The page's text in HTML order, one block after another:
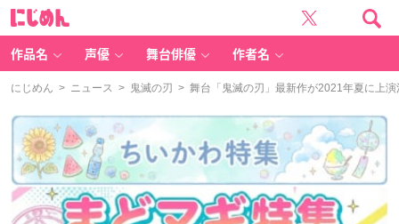
作品名 声優 舞台俳優 作者名
にじめん > ニュース > 鬼滅の刃 > 舞台「鬼滅の刃」最新作が2021年夏に上